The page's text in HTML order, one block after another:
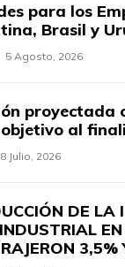
para los
Brasil y
5 Agosto, 2026
proyectada
al
Julio, 2026
DE LA
3,5%